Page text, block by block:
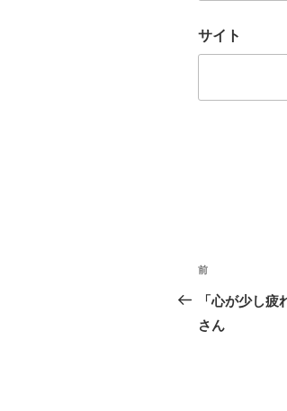
サイト
投
稿
ナ
前
の
投
前
「心が少し
さん